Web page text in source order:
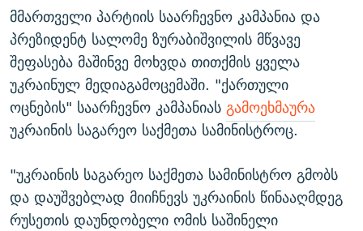
მმართველი პარტიის საარჩევნო კამპანია და
პრეზიდენტ სალომე ზურაბიშვილის მწვავე
შეფასება მაშინვე მოხვდა თითქმის ყველა
უკრაინულ მედიაგამოცემაში. "ქართული
ოცნების" საარჩევნო კამპანიასგამოეხმაურა
უკრაინის საგარეო საქმეთა სამინისტროც.
"უკრაინის საგარეო საქმეთა სამინისტრო გმობს
და დაუშვებლად მიიჩნევს უკრაინის წინააღმდეგ
რუსეთის დაუნდობელი ომის საშინელი